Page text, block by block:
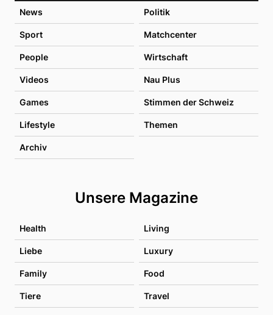
News Politik
Sport Matchcenter
People Wirtschaft
Videos Nau Plus
Games Stimmen der Schweiz
Lifestyle Themen
Archiv
Unsere Magazine
Health Living
Liebe Luxury
Family Food
Tiere Travel